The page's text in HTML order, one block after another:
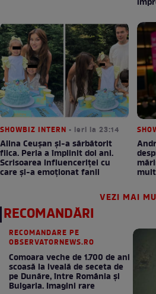
SHOWBIZ INTERN • ieri la 23:14
Alina Ceușan și-a sărbătorit
fiica. Perla a împlinit doi ani.
Scrisoarea influenceriței cu
care și-a emoționat fanii
VEZI MAI
RECOMANDĂRI
RECOMANDARE PE
OBSERVATORNEWS.RO
Comoara veche de 1.700 de ani
scoasă la iveală de seceta de
pe Dunăre, între România şi
Bulgaria. Imagini rare